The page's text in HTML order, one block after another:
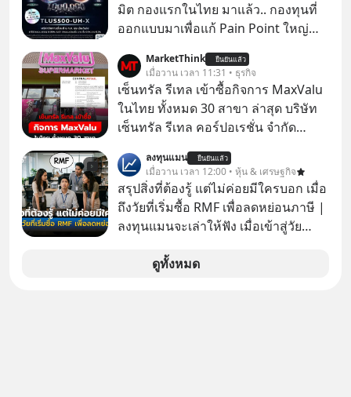
มิต กองแรกในไทย มาแล้ว.. กองทุนที่
ออกแบบมาเพื่อแก้ Pain Point ใหญ่
MarketThink ยืนยันแล้ว
เมื่อวาน เวลา 11:31 • ธุรกิจ
เซ็นทรัล รีเทล เข้าซื้อกิจการ MaxValu
ในไทย ทั้งหมด 30 สาขา ล่าสุด บริษัท
เซ็นทรัล รีเทล คอร์ปอเรชั่น จํากัด
ตลาดหลักทรัพย์แห่งประเทศไทยว่า ได้
เข้าทำการเข้าถือหุ้นในบริษัท อิออน
(ไทยแลนด์) จำกัด เจ้าของ MaxValu ใน
ไทย
ลงทุนแมน ยืนยันแล้ว
เมื่อวาน เวลา 12:00 • หุ้น & เศรษฐกิจ
สรุปสิ่งที่ต้องรู้ แต่ไม่ค่อยมีใครบอก เมื่อ
ถึงวัยที่เริ่มซื้อ RMF เพื่อลดหย่อนภาษี |
ลงทุนแมนจะเล่าให้ฟัง เมื่อเข้าสู่วัย
ดูทั้งหมด